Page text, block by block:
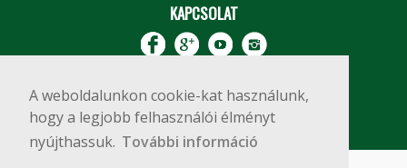
A weboldalunkon cookie-kat használunk,
hogy a legjobb felhasználói élményt
nyújthassuk. További információ
KAPCSOLAT